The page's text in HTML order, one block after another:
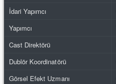
İdari Yapımcı
Yapımcı
Cast Direktörü
Dublör Koordinatörü
Görsel Efekt Uzmanı